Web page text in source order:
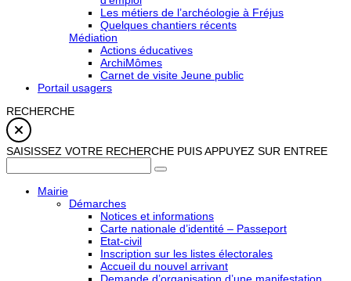
Les métiers de l’archéologie à Fréjus
Quelques chantiers récents
Médiation
Actions éducatives
ArchiMômes
Carnet de visite Jeune public
Portail usagers
RECHERCHE
SAISISSEZ VOTRE RECHERCHE PUIS APPUYEZ SUR ENTREE
Mairie
Démarches
Notices et informations
Carte nationale d’identité – Passeport
Etat-civil
Inscription sur les listes électorales
Accueil du nouvel arrivant